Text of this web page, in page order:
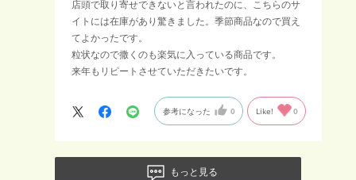
店頭で取り寄せできないと言われたのに、こちらのサ
イトには在庫があり驚きました。季節商品なので買え
てよかったです。
粒状なので撒くのも楽気に入っている商品です。
来年もリピートさせていただきたいです。
参考になった 0 Like! 0
もっと見る